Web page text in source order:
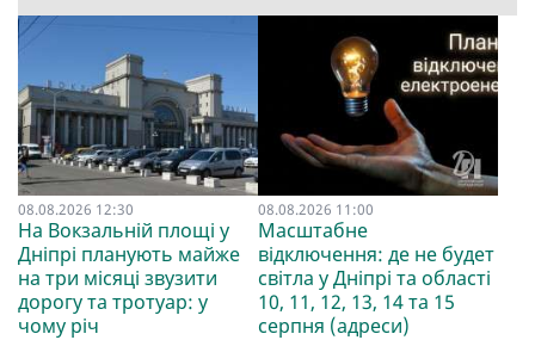
08.08.2026 12:30
На Вокзальній площі у
Дніпрі планують майже
на три місяці звузити
дорогу та тротуар: у
чому річ
08.08.2026 11:00
Масштабне
відключення: де не будет
світла у Дніпрі та області
10, 11, 12, 13, 14 та 15
серпня (адреси)